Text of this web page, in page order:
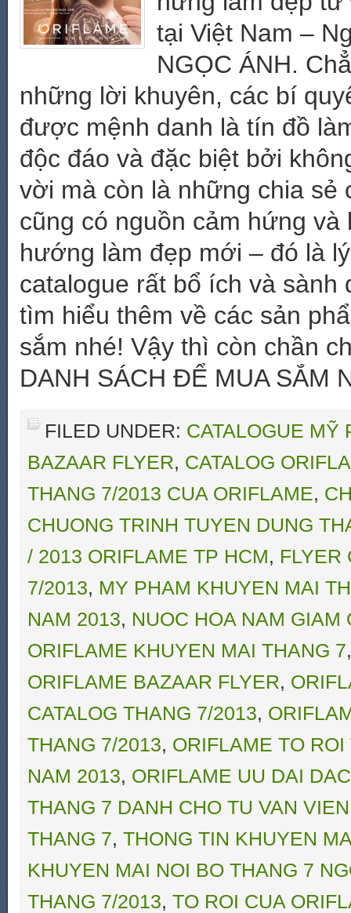
tại Việt Nam –
NGỌC ÁNH.
những lời khuyên, các bí
được mệnh danh là tín đồ
độc đáo và đặc biệt bởi
vời mà còn là những chia sẻ
cũng có nguồn cảm hứng
hướng làm đẹp mới – đó là
catalogue rất bổ ích và
tìm hiểu thêm về các sản
sắm nhé! Vậy thì còn chần
DANH SÁCH ĐỂ MUA SẮM
FILED UNDER: CATALOGUE MỸ
BAZAAR FLYER, CATALOG
THANG 7/2013 CUA ORIFLAME,
CHUONG TRINH TUYEN DUNG
/ 2013 ORIFLAME TP HCM, FLYER
7/2013, MY PHAM KHUYEN MAI
NAM 2013, NUOC HOA NAM GIAM
ORIFLAME KHUYEN MAI THANG 7
ORIFLAME BAZAAR FLYER,
CATALOG THANG 7/2013,
THANG 7/2013, ORIFLAME TO ROI
NAM 2013, ORIFLAME UU DAI
THANG 7 DANH CHO TU VAN
THANG 7, THONG TIN KHUYEN
KHUYEN MAI NOI BO THANG 7
THANG 7/2013, TO ROI CUA